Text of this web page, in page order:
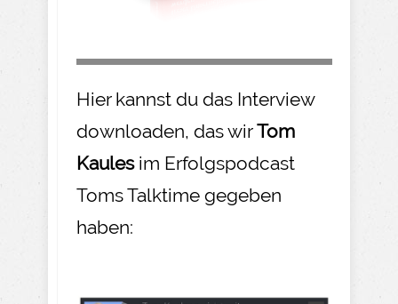
Hier kannst du das Interview
downloaden, das wirTom
Kaulesim Erfolgspodcast
Toms Talktime gegeben
haben: